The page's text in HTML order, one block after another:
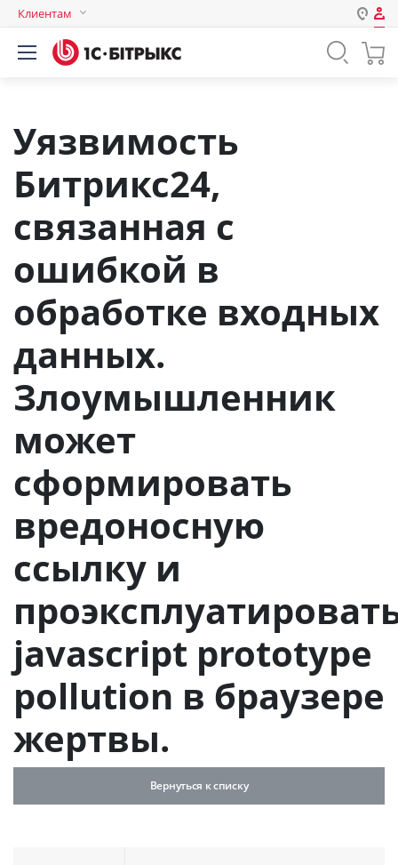
Клиентам
Авторизация
Логин
Пароль
Запомнить меня на этом
компьютере
Уязвимость
Битрикс24,
связанная с
ошибкой в
обработке входных
данных.
Злоумышленник
может
сформировать
вредоносную
ссылку и
javascript prototype
pollution в браузере
жертвы.
Вернуться к списку